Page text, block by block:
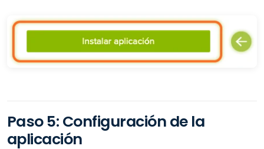
Paso 5: Configuración de la
aplicación